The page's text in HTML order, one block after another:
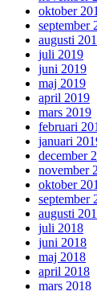
oktober
september
augusti
juli 2019
juni 2019
maj 2019
april 2019
mars 2019
februari
januari
december
november
oktober
september
augusti
juli 2018
juni 2018
maj 2018
april 2018
mars 2018